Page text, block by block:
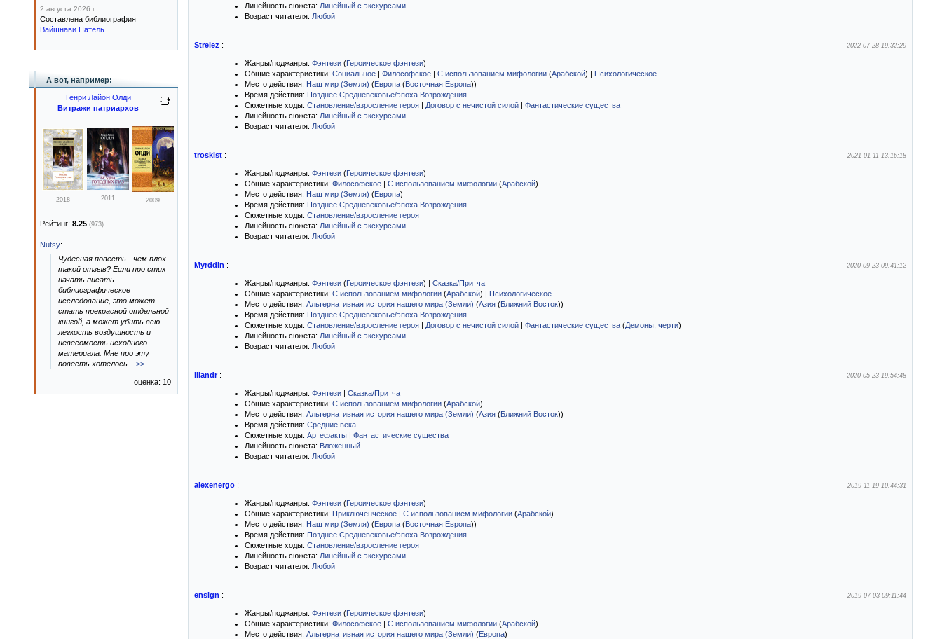
Линейность сюжета: Линейный с экскурсами
Возраст читателя: Любой
Strelez : 2022-07-28 19:32:29
Жанры/поджанры: Фэнтези (Героическое фэнтези)
Общие характеристики: Социальное | Философское | С использованием мифологии (Арабской) | Психологическое
Место действия: Наш мир (Земля) (Европа (Восточная Европа))
Время действия: Позднее Средневековье/эпоха Возрождения
Сюжетные ходы: Становление/взросление героя | Договор с нечистой силой | Фантастические существа
Линейность сюжета: Линейный с экскурсами
Возраст читателя: Любой
troskist : 2021-01-11 13:16:18
Жанры/поджанры: Фэнтези (Героическое фэнтези)
Общие характеристики: Философское | С использованием мифологии (Арабской)
Место действия: Наш мир (Земля) (Европа)
Время действия: Позднее Средневековье/эпоха Возрождения
Сюжетные ходы: Становление/взросление героя
Линейность сюжета: Линейный с экскурсами
Возраст читателя: Любой
Myrddin : 2020-09-23 09:41:12
Жанры/поджанры: Фэнтези (Героическое фэнтези) | Сказка/Притча
Общие характеристики: С использованием мифологии (Арабской) | Психологическое
Место действия: Альтернативная история нашего мира (Земли) (Азия (Ближний Восток))
Время действия: Позднее Средневековье/эпоха Возрождения
Сюжетные ходы: Становление/взросление героя | Договор с нечистой силой | Фантастические существа (Демоны, черти)
Линейность сюжета: Линейный с экскурсами
Возраст читателя: Любой
iliandr: 2020-05-23 19:54:48
Жанры/поджанры: Фэнтези | Сказка/Притча
Общие характеристики: С использованием мифологии (Арабской)
Место действия: Альтернативная история нашего мира (Земли) (Азия (Ближний Восток))
Время действия: Средние века
Сюжетные ходы: Артефакты | Фантастические существа
Линейность сюжета: Вложенный
Возраст читателя: Любой
alexenergo : 2019-11-19 10:44:31
Жанры/поджанры: Фэнтези (Героическое фэнтези)
Общие характеристики: Приключенческое | С использованием мифологии (Арабской)
Место действия: Наш мир (Земля) (Европа (Восточная Европа))
Время действия: Позднее Средневековье/эпоха Возрождения
Сюжетные ходы: Становление/взросление героя
Линейность сюжета: Линейный с экскурсами
Возраст читателя: Любой
ensign : 2019-07-03 09:11:44
Жанры/поджанры: Фэнтези (Героическое фэнтези)
Общие характеристики: Философское | С использованием мифологии (Арабской)
Место действия: Альтернативная история нашего мира (Земли) (Европа)
2 августа 2026 г.
Составлена библиография
Вайшнави Патель
А вот, например:
Генри Лайон Олди
Витражи патриархов
2018 2011 2009
Рейтинг: 8.25 (973)
Nutsy:
Чудесная повесть - чем плох
такой отзыв? Если про стих
начать писать
библиографическое
исследование, это может
стать прекрасной отдельной
книгой, а может убить всю
легкость воздушность и
невесомость исходного
материала. Мне про эту
повесть хотелось
>>
оценка: 10